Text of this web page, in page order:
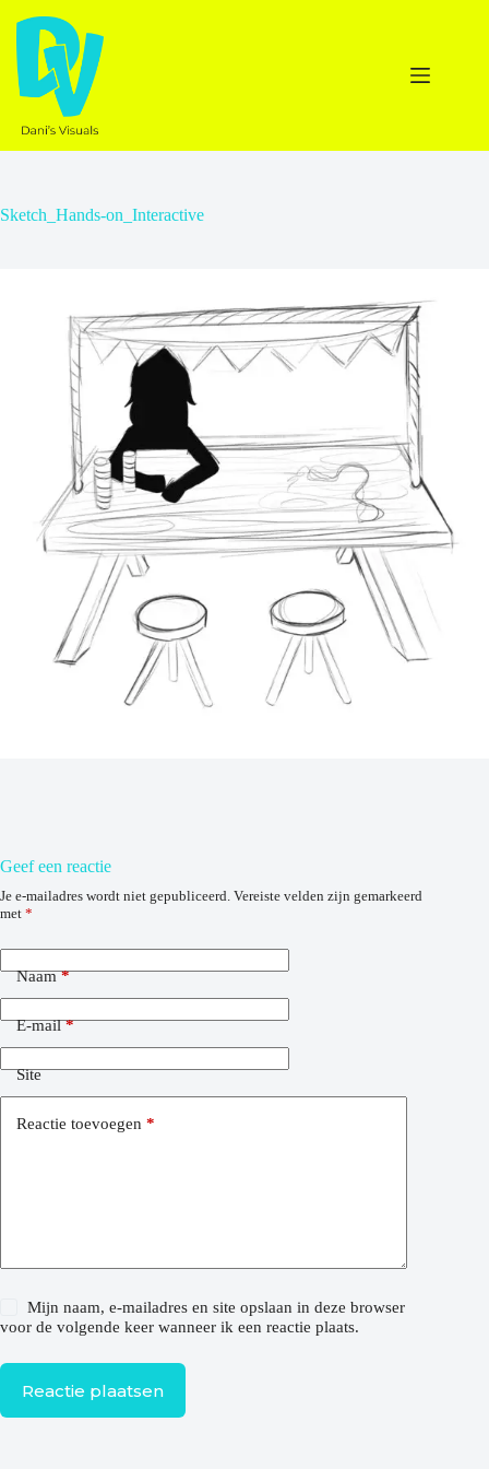
naar
inhoud
Sketch_Hands-on_Interactive
Geef een reactie
Je e-mailadres wordt niet gepubliceerd. Vereiste velden zijn gemarkeerd
met *
Naam*
E-mail*
Site
Reactie toevoegen *
Mijn naam, e-mailadres en site opslaan in deze browser
voor de volgende keer wanneer ik een reactie plaats.
Reactie plaatsen